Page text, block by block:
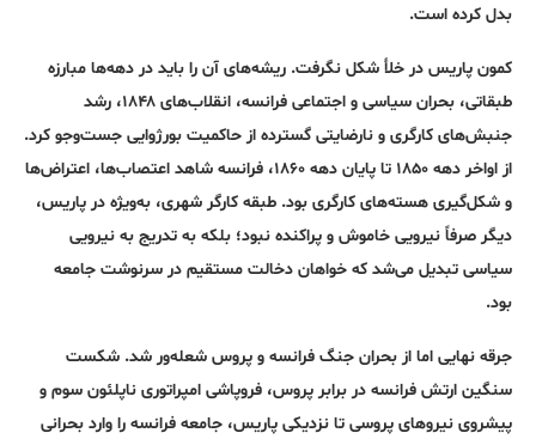
بدل کرده است.
کمون پاریس در خلأ شکل نگرفت. ریشه‌های آن را باید در دهه‌ها مبارزه
طبقاتی، بحران سیاسی و اجتماعی فرانسه، انقلاب‌های ۱۸۴۸، رشد
جنبش‌های کارگری و نارضایتی گسترده از حاکمیت بورژوایی جست‌وجو کرد.
از اواخر دهه ۱۸۵۰ تا پایان دهه ۱۸۶۰، فرانسه شاهد اعتصاب‌ها، اعتراض‌ها
و شکل‌گیری هسته‌های کارگری بود. طبقه کارگر شهری، به‌ویژه در پاریس،
دیگر صرفاً نیرویی خاموش و پراکنده نبود؛ بلکه به تدریج به نیرویی
سیاسی تبدیل می‌شد که خواهان دخالت مستقیم در سرنوشت جامعه
بود.
جرقه نهایی اما از بحران جنگ فرانسه و پروس شعله‌ور شد. شکست
سنگین ارتش فرانسه در برابر پروس، فروپاشی امپراتوری ناپلئون سوم و
پیشروی نیروهای پروسی تا نزدیکی پاریس، جامعه فرانسه را وارد بحرانی